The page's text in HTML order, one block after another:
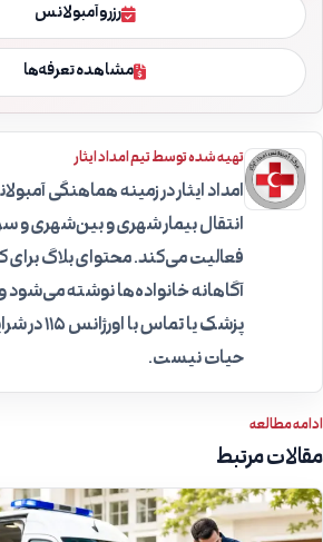
رزرو آمبولانس
مشاهده تعرفه‌ها
تهیه شده توسط تیم امداد ایثار
امداد ایثار در زمینه هماهنگی
انتقال بیمار شهری و بین‌شهری
فعالیت می‌کند. محتوای بلاگ
آگاهانه خانواده‌ها نوشته می‌شود
پزشک یا
حیات نیست.
ادامه مطالعه
مقالات مرتبط